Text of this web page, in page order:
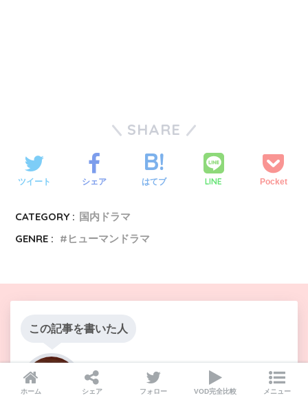
SHARE
ツイート シェア はてブ LINE Pocket
CATEGORY : 国内ドラマ
GENRE :
ヒューマンドラマ
この記事を書いた人
sat0330
ホーム シェア フォロー VOD完全比較 メニュー